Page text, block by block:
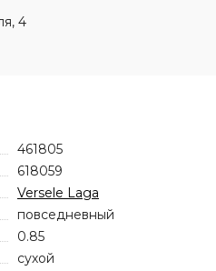
4
461805
618059
Versele Laga
повседневный
0.85
сухой